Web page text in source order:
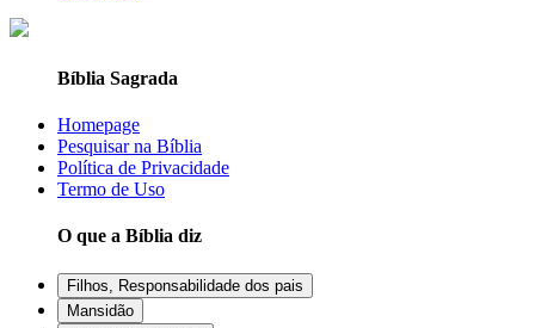
Bíblia Sagrada
Homepage
Pesquisar na Bíblia
Política de Privacidade
Termo de Uso
O que a Bíblia diz
Filhos, Responsabilidade dos pais
Mansidão